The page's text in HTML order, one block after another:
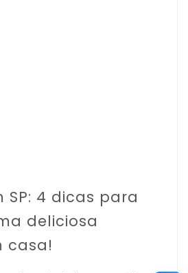
SP: 4 dicas para
deliciosa
casa!